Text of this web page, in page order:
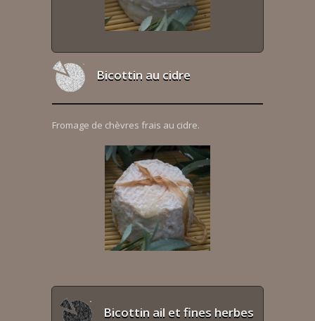
Bicottin au cidre
Fromage de chèvres frais au cidre.
Bicottin ail et fines herbes